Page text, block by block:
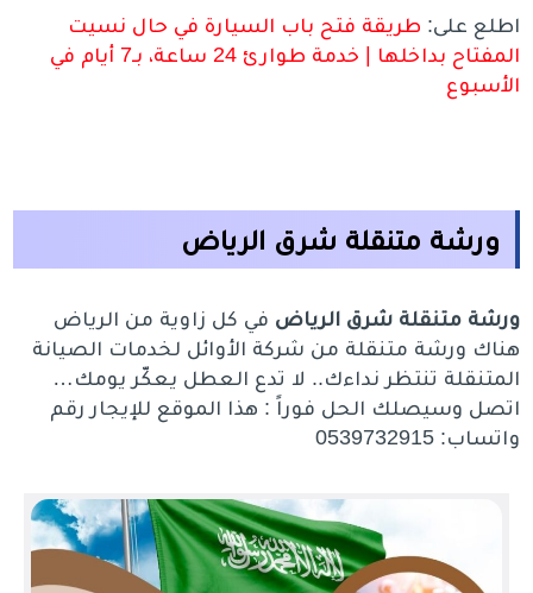
اطلع على: طريقة فتح باب السيارة في حال نسيت
المفتاح بداخلها | خدمة طوارئ 24 ساعة، بـ7 أيام في
الأسبوع
ورشة متنقلة شرق الرياض
ورشة متنقلة شرق الرياض في كل زاوية من الرياض
هناك ورشة متنقلة من شركة الأوائل لخدمات الصيانة
المتنقلة تنتظر نداءك.. لا تدع العطل يعكّر يومك…
اتصل وسيصلك الحل فوراً : هذا الموقع للإيجار رقم
واتساب: 0539732915